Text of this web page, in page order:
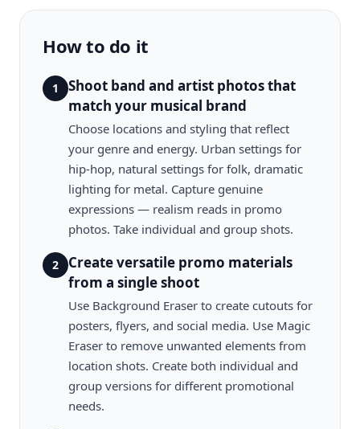
How to do it
1
Shoot band and artist photos that
match your musical brand
Choose locations and styling that reflect
your genre and energy. Urban settings for
hip-hop, natural settings for folk, dramatic
lighting for metal. Capture genuine
expressions — realism reads in promo
photos. Take individual and group shots.
2
Create versatile promo materials
from a single shoot
Use Background Eraser to create cutouts for
posters, flyers, and social media. Use Magic
Eraser to remove unwanted elements from
location shots. Create both individual and
group versions for different promotional
needs.